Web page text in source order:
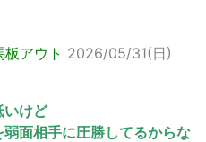
アウト 2026/05/31(日)
いけど
面相手に圧勝してるからな